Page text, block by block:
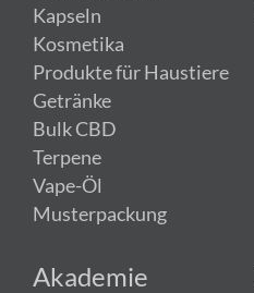
Kapseln
Kosmetika
Produkte für Haustiere
Getränke
Bulk CBD
Terpene
Vape-Öl
Musterpackung
Akademie